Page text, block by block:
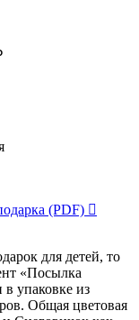
(PDF)
для детей, то
«Посылка
упаковке из
Общая цветовая